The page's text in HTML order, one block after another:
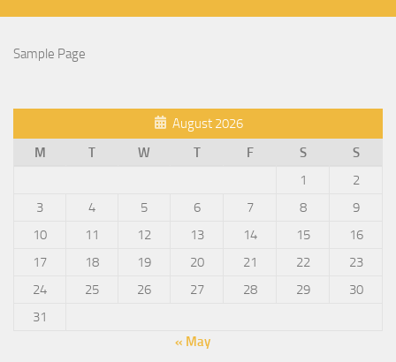
Sample Page
August 2026
M
T W T F S
S
1
2
3
4 5 6 7 8
9
10
11 12 13 14 15
16
17
18 19 20 21 22
23
24
25 26 27 28 29
30
31
« May